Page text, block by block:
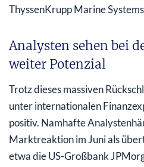
ThyssenKrupp Marine
Analysten sehen bei
weiter Potenzial
Trotz dieses massiven
unter internationalen
positiv. Namhafte
Marktreaktion im Juni als
etwa die US-Großbank